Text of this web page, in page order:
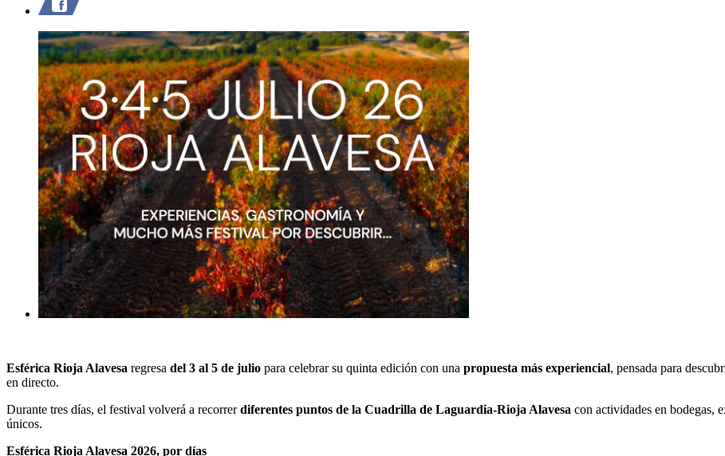
Esférica Rioja Alavesa regresa del 3 al 5 de julio para celebrar su quinta edición con una propuesta más experiencial, pensada para
en directo.
Durante tres días, el festival volverá a recorrerdiferentes puntos de la Cuadrilla de Laguardia-Rioja Alavesa con actividades en bodegas,
únicos.
Esférica Rioja Alavesa 2026, por días